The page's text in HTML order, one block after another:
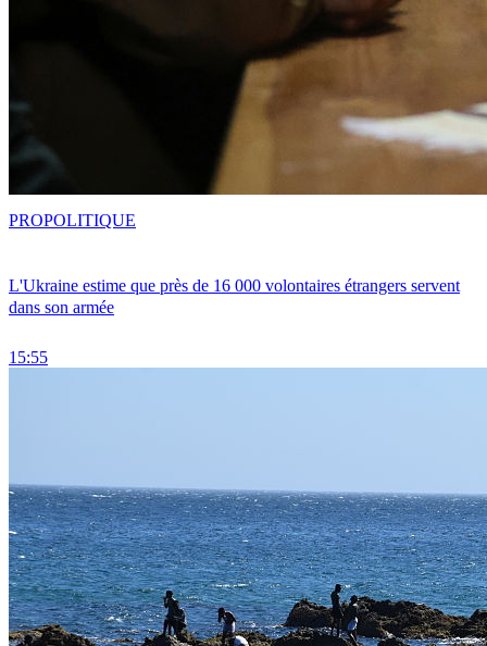
L'Ukraine estime que près de 16 000 volontaires étrangers servent
dans son armée
15:55
PROPOLITIQUE